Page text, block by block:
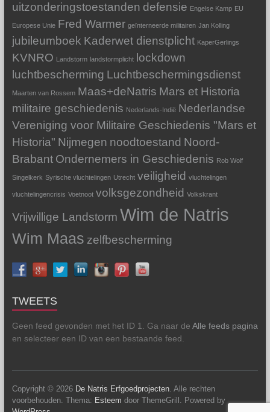
uitzonderingstoestanden defensie Engelse Kamp EU
Europese Unie Fred Warmer geïnterneerde militairen Jan Kolling
jubileumboek Kaderwet dienstplicht KaperGerlings
KVNRO Landstorm landstormplicht
lockdown
luchtbescherming Luchtbeschermingsdienst
Maarten van Rossem Maas+deNatris Mars et Historia
militaire geschiedenis Nederlands-Indië Nederlandse
Vereniging voor Militaire Geschiedenis "Mars et
Historia" Nijmegen noodtoestand Noord-
Brabant Ondernemers in Geschiedenis Rob Wolf
Singelkerk Syrische vluchtelingen Utrecht veiligheid vluchtelingen
vluchtelingencrisis Voetnoot volksgezondheid Volkskrant
Vrijwillige Landstorm Wim de Natris
Wim Maas zelfbescherming
TWEETS
Geen feed gevonden met het ID 1. Ga naar de Alle feeds pagina
en selecteer een ID van een bestaande feed.
Copyright © 2026 De Natris Erfgoedprojecten. Alle rechten
voorbehouden. Thema: Esteem door ThemeGrill. Powered by